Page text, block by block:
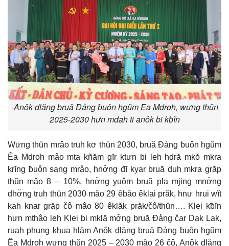
-Anôk dlăng bruă Đảng ƀuôn hgŭm Ea Mdroh, wưng thŭn
2025-2030 hưn mdah ti anôk bi kƀĭn
Wưng thŭn mrâo truh kơ thŭn 2030, bruă Đảng ƀuôn hgŭm
Êa Mdroh mâo mta kñăm gĭr ktưn bi leh hdră mkŏ mkra
krĭng ƀuôn sang mrâo, hnơ̆ng đĭ kyar bruă duh mkra grăp
thŭn mâo 8 – 10%, hnơ̆ng yuôm bruă pla mjing mnơ̆ng
dhơ̆ng truh thŭn 2030 mâo 29 êbâo êklai prăk, hnư hrui wĭt
kah knar grăp čô mâo 80 êklăk prăk/čô/thŭn…. Klei kƀĭn
hưn mthâo leh Klei bi mklă mơ̆ng bruă Đảng čar Dak Lak,
ruah phung khua hlăm Anôk dlăng bruă Đảng ƀuôn hgŭm
Êa Mdroh wưng thŭn 2025 – 2030 mâo 26 čô, Anôk dlăng